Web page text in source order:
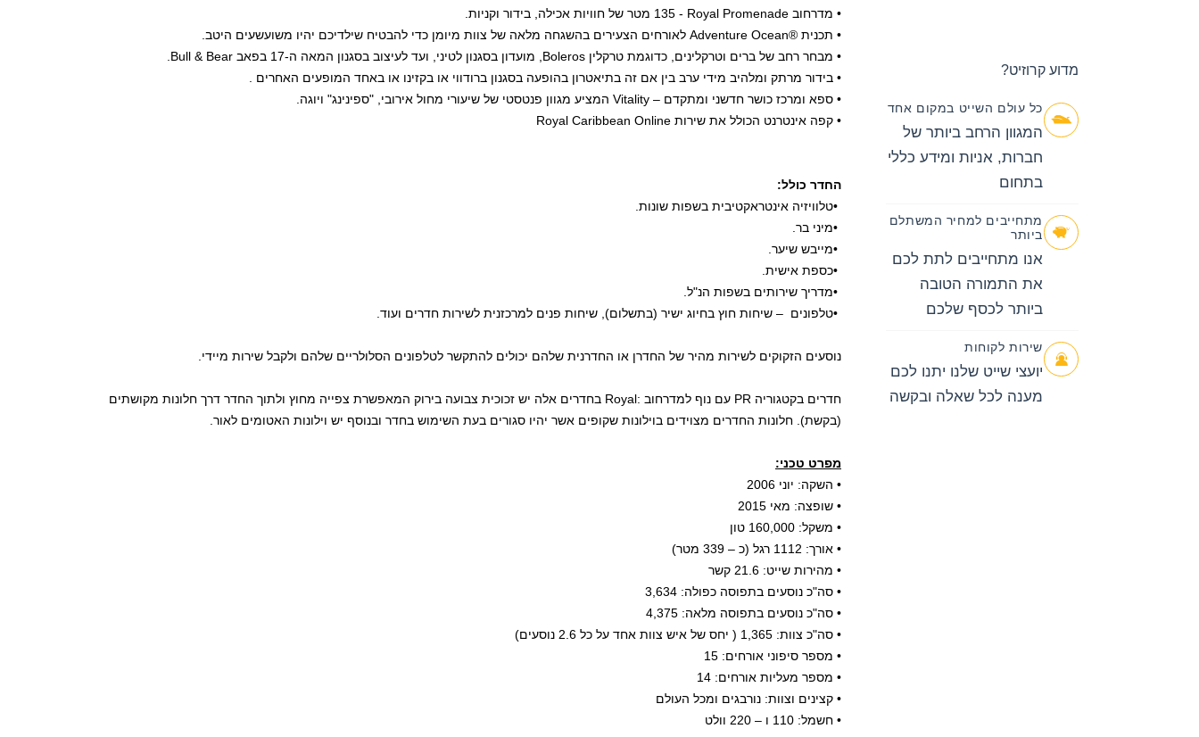
מדוע קרוזיט?
כל עולם השייט במקום אחד
המגוון הרחב ביותר של
חברות, אניות ומידע כללי
בתחום
מתחייבים למחיר המשתלם
ביותר
אנו מתחייבים לתת לכם
את התמורה הטובה
ביותר לכסף שלכם
שירות לקוחות
יועצי שייט שלנו יתנו לכם
מענה לכל שאלה ובקשה
• מדרחוב Royal Promenade - 135 מטר של חוויות אכילה, בידור וקניות.
• תכנית ®Adventure Ocean לאורחים הצעירים בהשגחה מלאה של צוות מיומן כדי להבטיח שילדיכם יהיו משועשעים היטב.
• מבחר רחב של ברים וטרקלינים, כדוגמת טרקלין Boleros , מועדון בסגנון לטיני, ועד לעיצוב בסגנון המאה ה-17 בפאב Bull & Bear
• בידור מרתק ומלהיב מידי ערב בין אם זה בתיאטרון בהופעה בסגנון ברודווי או בקזינו או באחד המופעים האחרים .
• ספא ומרכז כושר חדשני ומתקדם – Vitality המציע מגוון פנטסטי של שיעורי מחול אירובי, "ספינינג" ויוגה.
• קפה אינטרנט הכולל את שירות Royal Caribbean Online
החדר כולל:
•טלוויזיה אינטראקטיבית בשפות שונות
•מיני בר
•מייבש שיער
•כספת אישית
•מדריך שירותים בשפות הנ"ל
•טלפונים – שיחות חוץ בחיוג ישיר (בתשלום), שיחות פנים למרכזנית לשירות חדרים ועוד
נוסעים הזקוקים לשירות מהיר של החדרן או החדרנית שלהם יכולים להתקשר לטלפונים הסלולריים שלהם ולקבל שירות מיידי
חדרים בקטגוריה PR עם נוף למדרחוב Royal: בחדרים אלה יש זכוכית צבועה בירוק המאפשרת צפייה מחוץ ולתוך החדר דרך חלונות מקושתים
(בקשת). חלונות החדרים מצוידים בוילונות שקופים אשר יהיו סגורים בעת השימוש בחדר ובנוסף יש וילונות האטומים לאור
מפרט טכני:
• השקה: יוני 2006
• שופצה: מאי 2015
• משקל: 160,000 טון
• אורך: 1112 רגל (כ – 339 מטר)
• מהירות שייט: 21.6 קשר
• סה"כ נוסעים בתפוסה כפולה: 3,634
• סה"כ נוסעים בתפוסה מלאה: 4,375
• סה"כ צוות: 1,365 ( יחס של איש צוות אחד על כל 2.6 נוסעים)
• מספר סיפוני אורחים: 15
• מספר מעליות אורחים: 14
• קצינים וצוות: נורבגים ומכל העולם
• חשמל: 110 ו – 220 וולט